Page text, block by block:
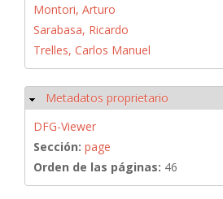
Montori, Arturo
Sarabasa, Ricardo
Trelles, Carlos Manuel
Ocultar
Metadatos proprietario
DFG-Viewer
Sección: page
Orden de las páginas: 46